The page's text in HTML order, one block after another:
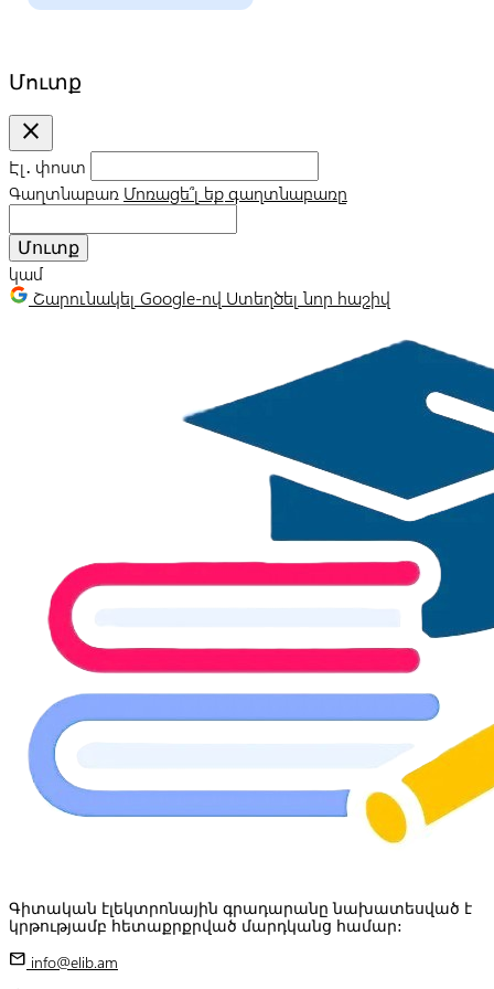
Մուտք
close
Էլ․ փոստ
Գաղտնաբառ Մոռացե՞լ եք գաղտնաբառը
Մուտք
կամ
Շարունակել Google-ով Ստեղծել նոր հաշիվ
Գիտական էլեկտրոնային գրադարանը նախատեսված է
կրթությամբ հետաքրքրված մարդկանց համար:
mail info@elib.am